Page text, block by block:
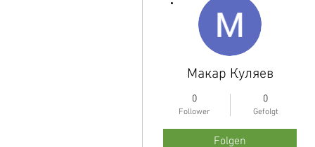
Макар Куляев
0
Follower
0
Gefolgt
Folgen